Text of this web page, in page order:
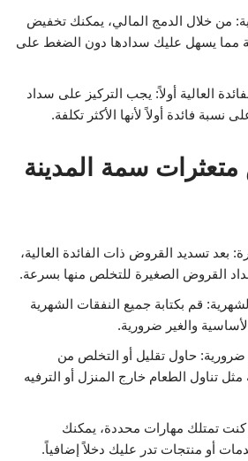
من خلال الدمج المالي، يمكنك تخفيض
مما يسهل عليك سدادها دون الضغط على
العالية أولاً: يجب التركيز على سداد
فائدة أولاً لأنها الأكثر تكلفة.
سمة المدينة
بعد تسديد القروض ذات الفائدة العالية،
القروض الصغيرة للتخلص منها بسرعة.
قم بكتابة جميع النفقات الشهرية
والغير ضرورية.
ضرورية: حاول تقليل أو التخلص من
تناول الطعام خارج المنزل أو الترفيه
كنت تمتلك مهارات محددة، يمكنك
أو منتجات تدر عليك دخلاً إضافياً.